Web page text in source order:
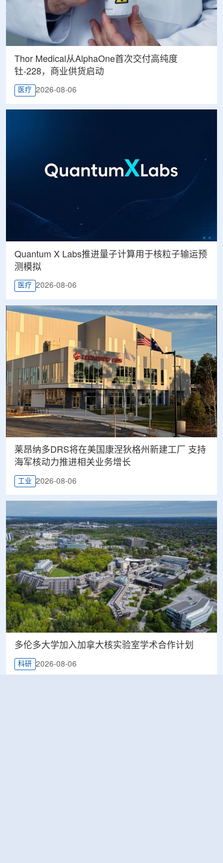
Thor Medical从AlphaOne首次交付高纯度
钍-228，商业供货启动
医疗 2026-08-06
Quantum X Labs推进量子计算用于核粒子输运预
测模拟
医疗 2026-08-06
莱昂纳多DRS将在美国康涅狄格州新建工厂 支持
海军核动力推进相关业务增长
工业 2026-08-06
多伦多大学加入加拿大核实验室学术合作计划
科研 2026-08-06